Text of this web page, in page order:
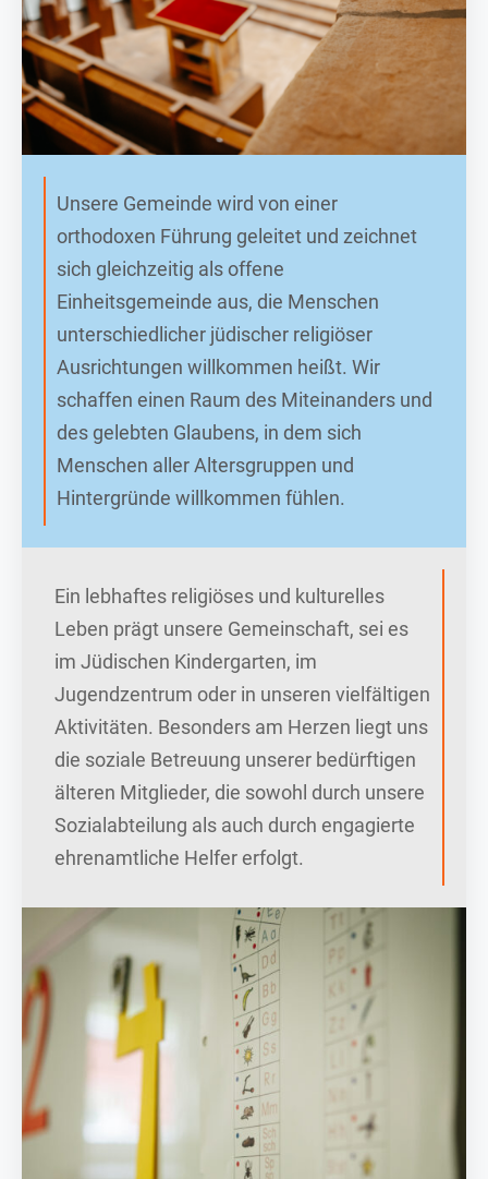
Unsere Gemeinde wird von einer
orthodoxen Führung geleitet und zeichnet
sich gleichzeitig als offene
Einheitsgemeinde aus, die Menschen
unterschiedlicher jüdischer religiöser
Ausrichtungen willkommen heißt. Wir
schaffen einen Raum des Miteinanders und
des gelebten Glaubens, in dem sich
Menschen aller Altersgruppen und
Hintergründe willkommen fühlen.
Ein lebhaftes religiöses und kulturelles
Leben prägt unsere Gemeinschaft, sei es
im Jüdischen Kindergarten, im
Jugendzentrum oder in unseren vielfältigen
Aktivitäten. Besonders am Herzen liegt uns
die soziale Betreuung unserer bedürftigen
älteren Mitglieder, die sowohl durch unsere
Sozialabteilung als auch durch engagierte
ehrenamtliche Helfer erfolgt.